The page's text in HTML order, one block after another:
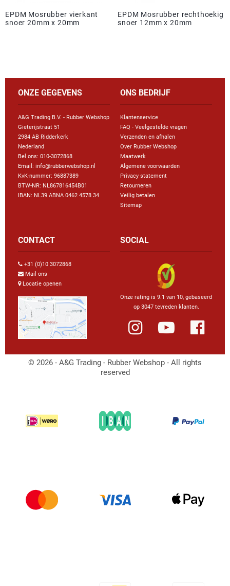
EPDM Mosrubber vierkant
snoer 20mm x 20mm
EPDM Mosrubber rechthoekig
snoer 12mm x 20mm
ONZE GEGEVENS
A&G Trading B.V. - Rubber Webshop
Gieterijstraat 51
2984 AB Ridderkerk
Nederland
Bel ons: 010-3072868
Email: info@rubberwebshop.nl
KvK-nummer: 96887389
BTW-NR: NL867816454B01
IBAN: NL39 ABNA 0462 4578 34
ONS BEDRIJF
Klantenservice
FAQ - Veelgestelde vragen
Verzenden en afhalen
Over Rubber Webshop
Maatwerk
Algemene voorwaarden
Privacy statement
Retourneren
Veilig betalen
Sitemap
CONTACT
+31 (0)10 3072868
Mail ons
Locatie openen
SOCIAL
Onze rating is 9.1 van 10, gebaseerd
op 3047 tevreden klanten.
© 2026 - A&G Trading - Rubber Webshop - All rights
reserved